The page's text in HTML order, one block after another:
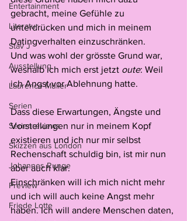
Entertainment
Literatur
Stav J
Ausstellung
Laurence Müller
Serien
Serienreviews
Skizzen aus London
Johannes Runge
Preview
Friede Lotte
gebracht, meine Gefühle zu
unterdrücken und mich in meinem
Datingverhalten einzuschränken.
Und was wohl der grösste Grund war,
weshalb ich mich erst jetzt oute: Weil
ich Angst vor Ablehnung hatte.
Dass diese Erwartungen, Ängste und
Vorstellungen nur in meinem Kopf
existieren und ich nur mir selbst
Rechenschaft schuldig bin, ist mir nun
aber auch klar.
Einschränken will ich mich nicht mehr
und ich will auch keine Angst mehr
haben. Ich will andere Menschen daten,